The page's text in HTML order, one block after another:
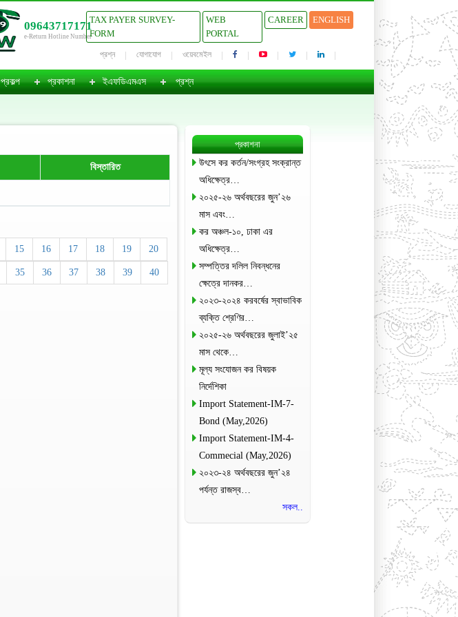
09643717171
e-Return Hotline Number
TAX PAYER SURVEY-
FORM
WEB
PORTAL
CAREER ENGLISH
প্রশ্ন যোগাযোগ ওয়েবমেইল
প্রকল্প প্রকাশনা ইএফডিএমএস প্রশ্ন
বিস্তারিত
15 16 17 18 19 20
35 36 37 38 39 40
প্রকাশনা
উৎসে কর কর্তন/সংগ্রহ সংক্রান্ত
অধিক্ষেত্র…
২০২৫-২৬ অর্থবছরের জুন’২৬
মাস এবং…
কর অঞ্চল-১০, ঢাকা এর
অধিক্ষেত্র…
সম্পত্তির দলিল নিবন্ধনের
ক্ষেত্রে দানকর…
২০২৩-২০২৪ করবর্ষের স্বাভাবিক
ব্যক্তি শ্রেণির…
২০২৫-২৬ অর্থবছরের জুলাই’২৫
মাস থেকে…
মূল্য সংযোজন কর বিষয়ক
নির্দেশিকা
Import Statement-IM-7-
Bond (May,2026)
Import Statement-IM-4-
Commecial (May,2026)
২০২৩-২৪ অর্থবছরের জুন’২৪
পর্যন্ত রাজস্ব…
সকল..